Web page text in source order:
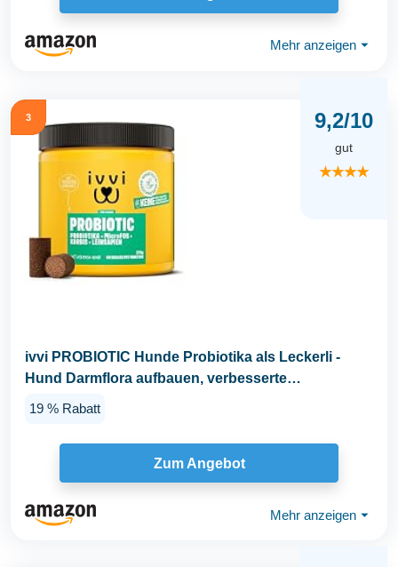
Mehr anzeigen ⏷
3 9,2/10
gut
★★★★
ivvi PROBIOTIC Hunde Probiotika als Leckerli -
Hund Darmflora aufbauen, verbesserte
19 % Rabatt
Zum Angebot
Mehr anzeigen ⏷